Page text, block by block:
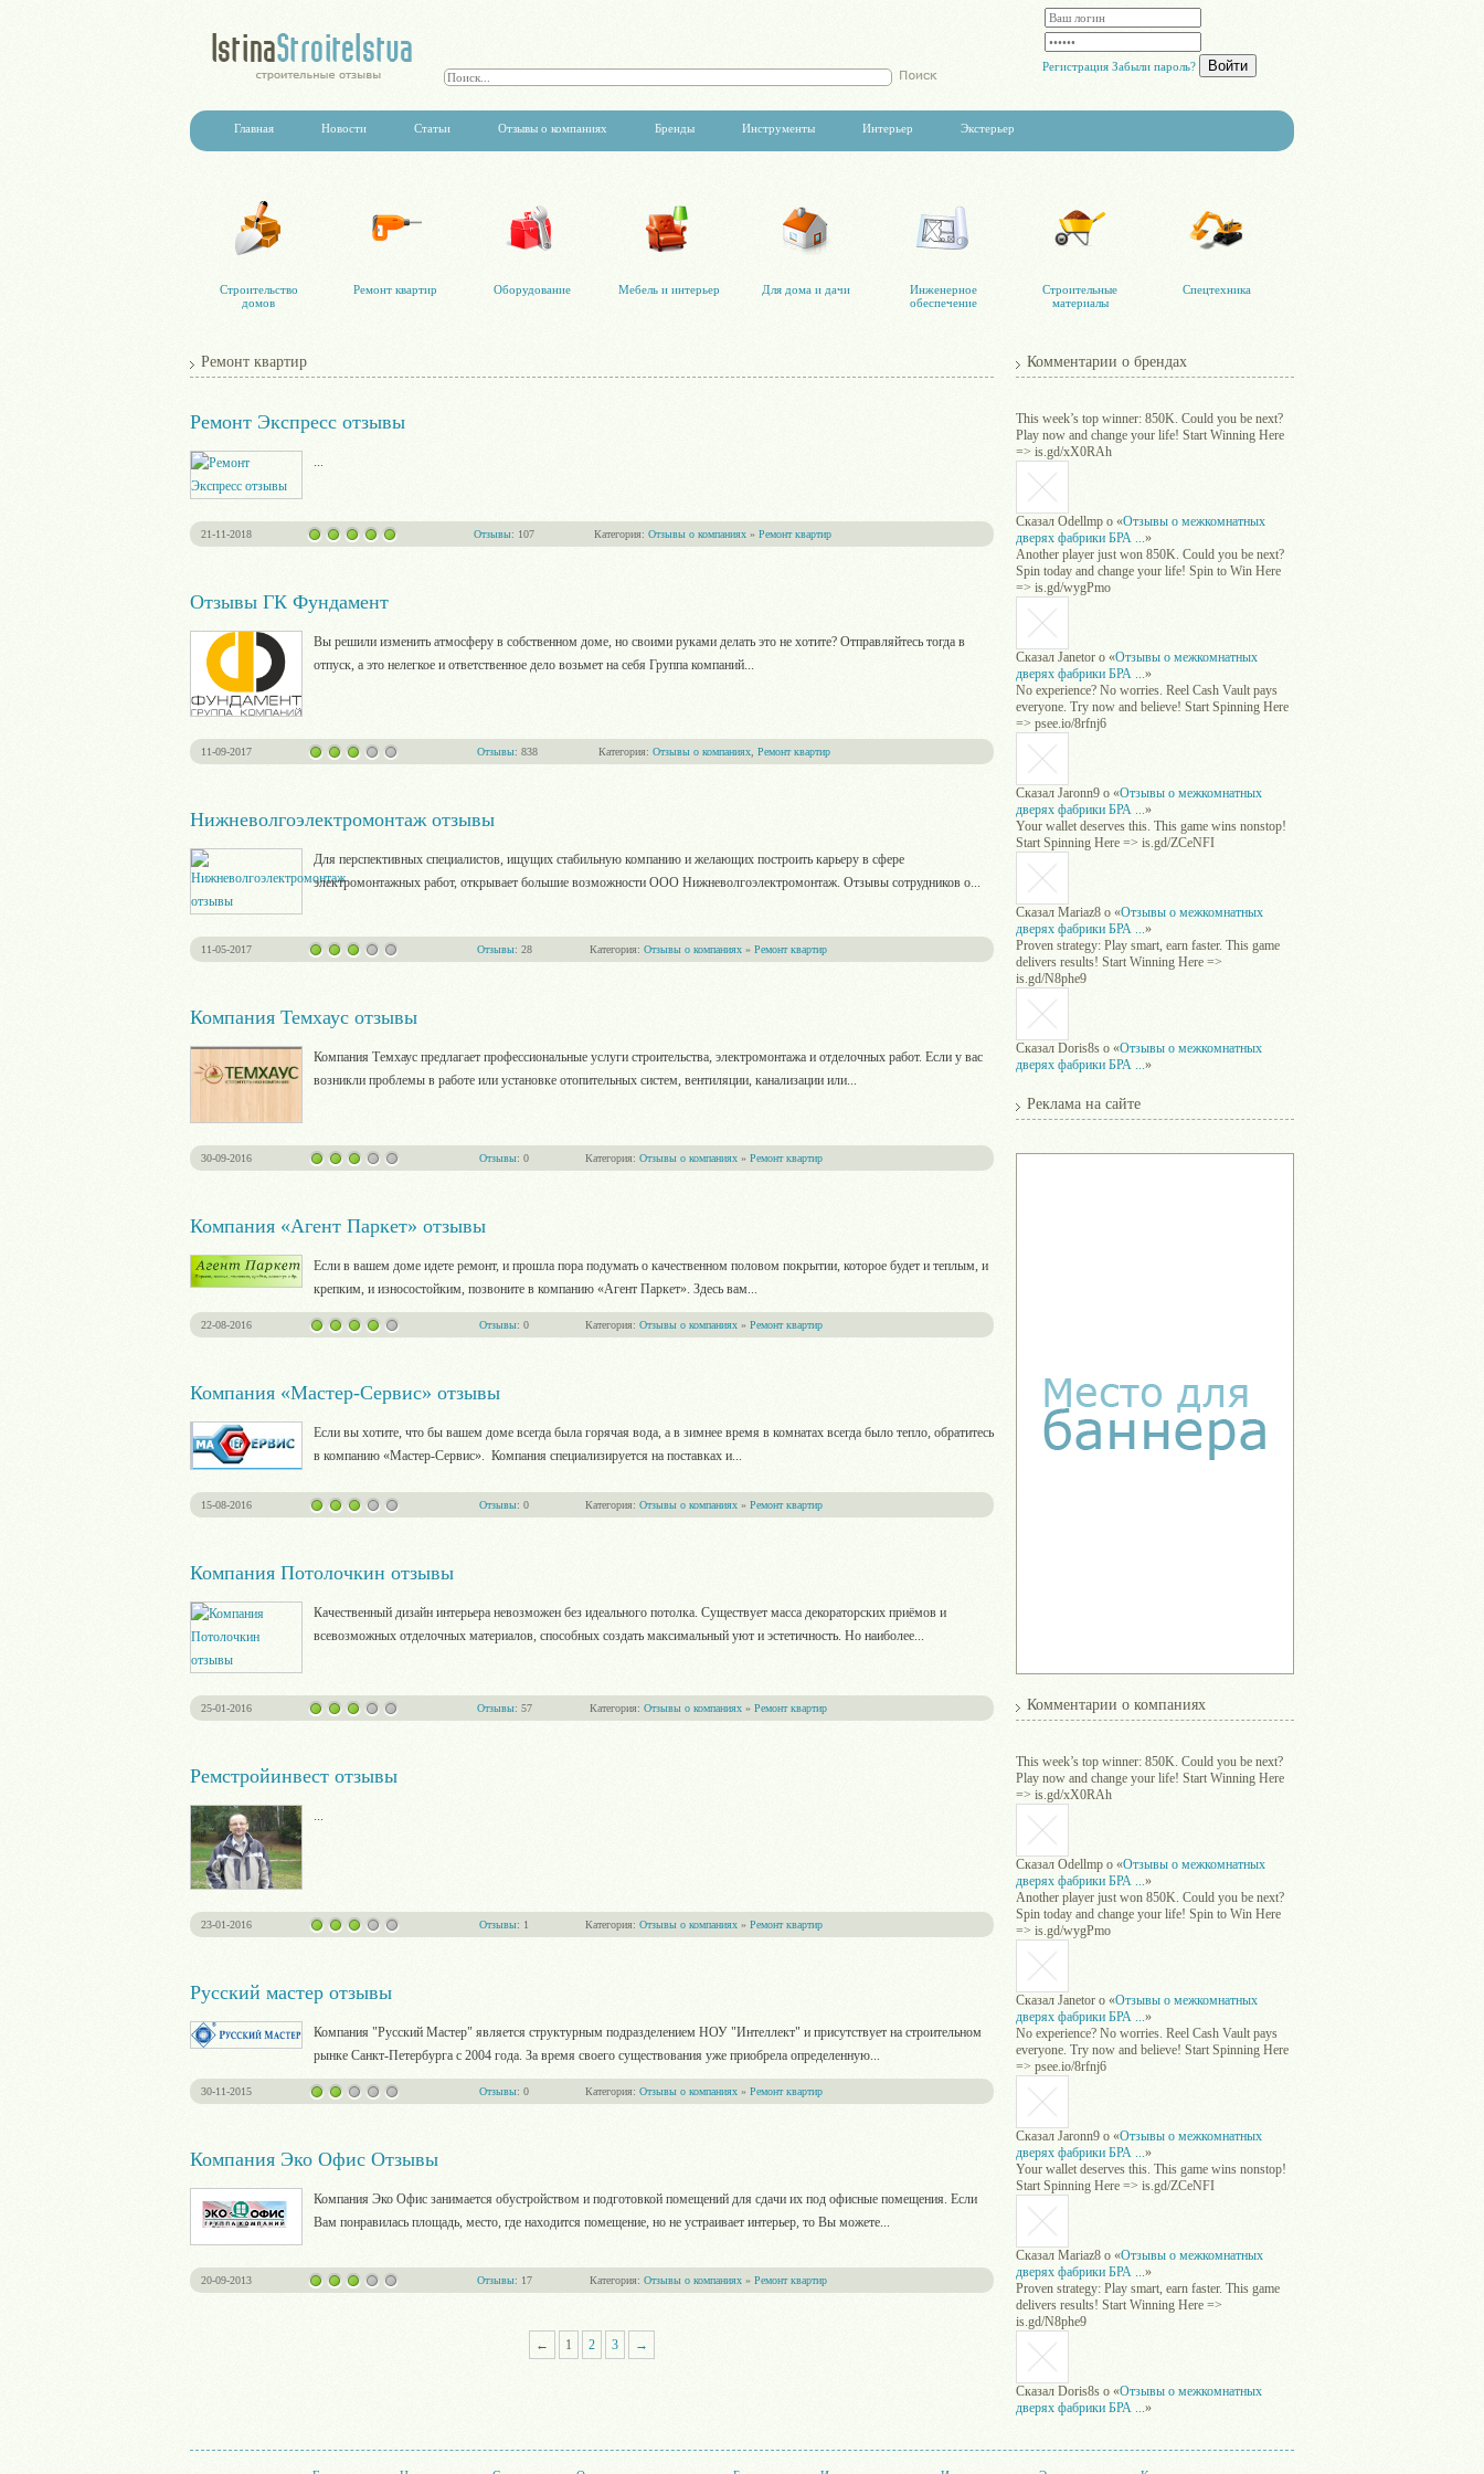
Регистрация Забыли пароль? Войти
Главная Новости Статьи Отзывы о компаниях Бренды Инструменты Интерьер Экстерьер
Строительство
домов
Ремонт квартир Оборудование Мебель и интерьер Для дома и дачи
Инженерное
обеспечение
Строительные
материалы
Спецтехника
Ремонт квартир
Ремонт Экспресс отзывы
...
21-11-2018 Отзывы: 107 Категория: Отзывы о компаниях » Ремонт квартир
Отзывы ГК Фундамент
Вы решили изменить атмосферу в собственном доме, но своими руками делать это не хотите? Отправляйтесь тогда в
отпуск, а это нелегкое и ответственное дело возьмет на себя Группа компаний...
11-09-2017 Отзывы: 838 Категория: Отзывы о компаниях Ремонт квартир
Нижневолгоэлектромонтаж отзывы
Для перспективных специалистов, ищущих стабильную компанию и желающих построить карьеру в сфере
электромонтажных работ, открывает большие возможности ООО Нижневолгоэлектромонтаж. Отзывы сотрудников о...
11-05-2017 Отзывы: 28 Категория: Отзывы о компаниях » Ремонт квартир
Компания Темхаус отзывы
Компания Темхаус предлагает профессиональные услуги строительства, электромонтажа и отделочных работ. Если у вас
возникли проблемы в работе или установке отопительных систем, вентиляции, канализации или...
30-09-2016 Отзывы: 0 Категория: Отзывы о компаниях » Ремонт квартир
Компания «Агент Паркет» отзывы
Если в вашем доме идете ремонт, и прошла пора подумать о качественном половом покрытии, которое будет и теплым, и
крепким, и износостойким, позвоните в компанию «Агент Паркет». Здесь вам...
22-08-2016 Отзывы: 0 Категория: Отзывы о компаниях » Ремонт квартир
Компания «Мастер-Сервис» отзывы
Если вы хотите, что бы вашем доме всегда была горячая вода, а в зимнее время в комнатах всегда было тепло, обратитесь
в компанию «Мастер-Сервис». Компания специализируется на поставках и...
15-08-2016 Отзывы: 0 Категория: Отзывы о компаниях » Ремонт квартир
Компания Потолочкин отзывы
Качественный дизайн интерьера невозможен без идеального потолка. Существует масса декораторских приёмов и
всевозможных отделочных материалов, способных создать максимальный уют и эстетичность. Но наиболее...
25-01-2016 Отзывы: 57 Категория: Отзывы о компаниях » Ремонт квартир
Ремстройинвест отзывы
...
23-01-2016 Отзывы: 1 Категория: Отзывы о компаниях » Ремонт квартир
Русский мастер отзывы
Компания "Русский Мастер" является структурным подразделением НОУ "Интеллект" и присутствует на строительном
рынке Санкт-Петербурга с 2004 года. За время своего существования уже приобрела определенную...
30-11-2015 Отзывы: 0 Категория: Отзывы о компаниях » Ремонт квартир
Компания Эко Офис Отзывы
Компания Эко Офис занимается обустройством и подготовкой помещений для сдачи их под офисные помещения. Если
Вам понравилась площадь, место, где находится помещение, но не устраивает интерьер, то Вы можете...
20-09-2013 Отзывы: 17 Категория: Отзывы о компаниях » Ремонт квартир
← 1 2 3 →
Комментарии о брендах
This week’s top winner: 850K. Could you be next?
Play now and change your life! Start Winning Here
=> is.gd/xX0RAh
Сказал Odellmp о «Отзывы о межкомнатных
дверях фабрики БРА ...»
Another player just won 850K. Could you be next?
Spin today and change your life! Spin to Win Here
=> is.gd/wygPmo
Сказал Janetor о «Отзывы о межкомнатных
дверях фабрики БРА ...»
No experience? No worries. Reel Cash Vault pays
everyone. Try now and believe! Start Spinning Here
=> psee.io/8rfnj6
Сказал Jaronn9 о «Отзывы о межкомнатных
дверях фабрики БРА ...»
Your wallet deserves this. This game wins nonstop!
Start Spinning Here => is.gd/ZCeNFI
Сказал Mariaz8 о «Отзывы о межкомнатных
дверях фабрики БРА ...»
Proven strategy: Play smart, earn faster. This game
delivers results! Start Winning Here =>
is.gd/N8phe9
Сказал Doris8s о «Отзывы о межкомнатных
дверях фабрики БРА ...»
Реклама на сайте
Комментарии о компаниях
This week’s top winner: 850K. Could you be next?
Play now and change your life! Start Winning Here
=> is.gd/xX0RAh
Сказал Odellmp о «Отзывы о межкомнатных
дверях фабрики БРА ...»
Another player just won 850K. Could you be next?
Spin today and change your life! Spin to Win Here
=> is.gd/wygPmo
Сказал Janetor о «Отзывы о межкомнатных
дверях фабрики БРА ...»
No experience? No worries. Reel Cash Vault pays
everyone. Try now and believe! Start Spinning Here
=> psee.io/8rfnj6
Сказал Jaronn9 о «Отзывы о межкомнатных
дверях фабрики БРА ...»
Your wallet deserves this. This game wins nonstop!
Start Spinning Here => is.gd/ZCeNFI
Сказал Mariaz8 о «Отзывы о межкомнатных
дверях фабрики БРА ...»
Proven strategy: Play smart, earn faster. This game
delivers results! Start Winning Here =>
is.gd/N8phe9
Сказал Doris8s о «Отзывы о межкомнатных
дверях фабрики БРА ...»